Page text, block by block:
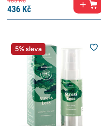
436 Kč
5% sleva